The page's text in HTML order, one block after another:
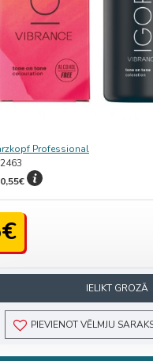
Professional
IELIKT GROZĀ
PIEVIENOT VĒLMJU